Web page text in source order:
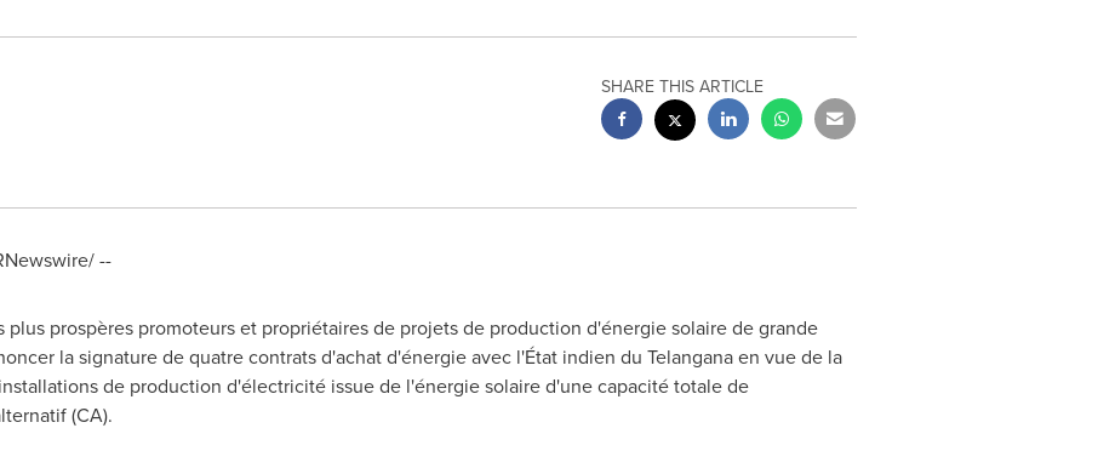
SHARE THIS ARTICLE
--
plus prospères promoteurs et propriétaires de projets de production d'énergie solaire de grande
la signature de quatre contrats d'achat d'énergie avec l'État indien du Telangana en vue de la
de production d'électricité issue de l'énergie solaire d'une capacité totale de
(CA).